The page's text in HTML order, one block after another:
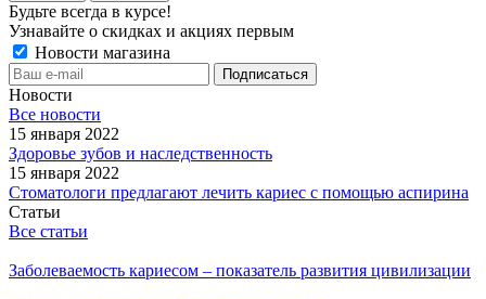
Будьте всегда в курсе!
Узнавайте о скидках и акциях первым
Новости магазина
Новости
Все новости
15 января 2022
Здоровье зубов и наследственность
15 января 2022
Стоматологи предлагают лечить кариес с помощью аспирина
Статьи
Все статьи
Заболеваемость кариесом – показатель развития цивилизации